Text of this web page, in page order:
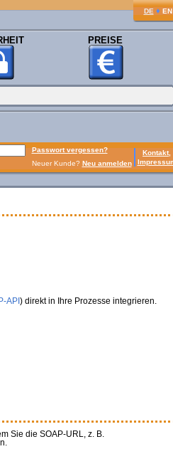
DE ♦ EN
PREISE
Passwort vergessen?
Kontakt,
Neuer Kunde? Neu anmelden
API ) direkt in Ihre Prozesse integrieren.
Sie die SOAP-URL, z. B.